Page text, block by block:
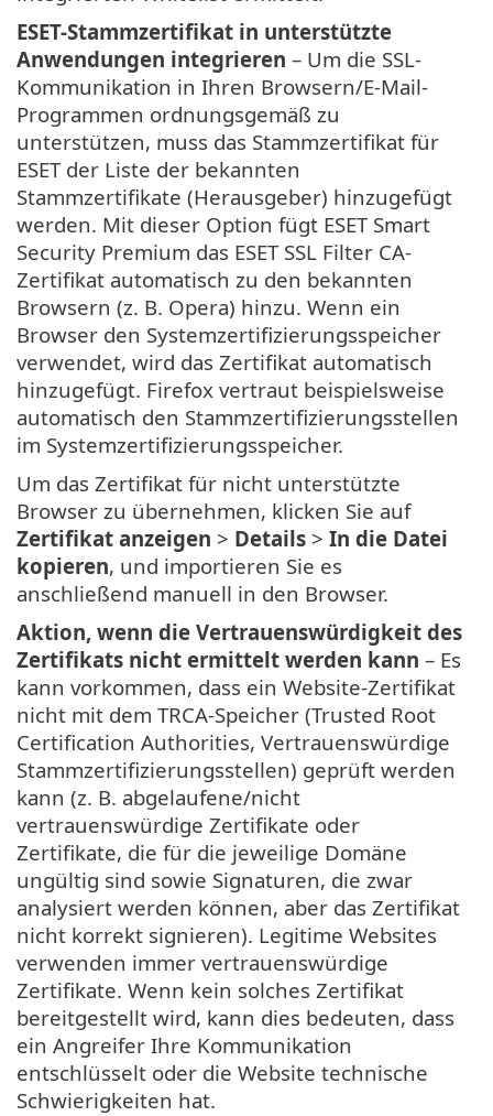
ESET-Stammzertifikat in unterstützte
Anwendungen integrieren – Um die SSL-
Kommunikation in Ihren Browsern/E-Mail-
Programmen ordnungsgemäß zu
unterstützen, muss das Stammzertifikat für
ESET der Liste der bekannten
Stammzertifikate (Herausgeber) hinzugefügt
werden. Mit dieser Option fügt ESET Smart
Security Premium das ESET SSL Filter CA-
Zertifikat automatisch zu den bekannten
Browsern (z. B. Opera) hinzu. Wenn ein
Browser den Systemzertifizierungsspeicher
verwendet, wird das Zertifikat automatisch
hinzugefügt. Firefox vertraut beispielsweise
automatisch den Stammzertifizierungsstellen
im Systemzertifizierungsspeicher.
Um das Zertifikat für nicht unterstützte
Browser zu übernehmen, klicken Sie auf
Zertifikat anzeigen > Details > In die Datei
kopieren, und importieren Sie es
anschließend manuell in den Browser.
Aktion, wenn die Vertrauenswürdigkeit des
Zertifikats nicht ermittelt werden kann – Es
kann vorkommen, dass ein Website-Zertifikat
nicht mit dem TRCA-Speicher (Trusted Root
Certification Authorities, Vertrauenswürdige
Stammzertifizierungsstellen) geprüft werden
kann (z. B. abgelaufene/nicht
vertrauenswürdige Zertifikate oder
Zertifikate, die für die jeweilige Domäne
ungültig sind sowie Signaturen, die zwar
analysiert werden können, aber das Zertifikat
nicht korrekt signieren). Legitime Websites
verwenden immer vertrauenswürdige
Zertifikate. Wenn kein solches Zertifikat
bereitgestellt wird, kann dies bedeuten, dass
ein Angreifer Ihre Kommunikation
entschlüsselt oder die Website technische
Schwierigkeiten hat.